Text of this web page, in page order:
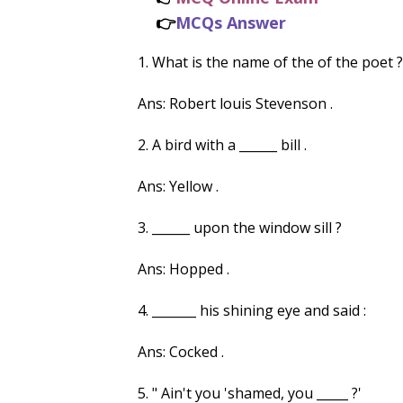
👉MCQs Answer
1. What is the name of the of the poet ?
Ans: Robert louis Stevenson .
2. A bird with a ______ bill .
Ans: Yellow .
3. ______ upon the window sill ?
Ans: Hopped .
4. _______ his shining eye and said :
Ans: Cocked .
5. " Ain't you 'shamed, you _____ ?'